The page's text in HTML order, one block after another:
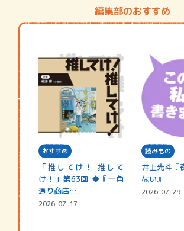
編集部のおすすめ
おすすめ
「推してけ！ 推して
け！」第63回 ◆『一角
通り商店…
2026-07-17
読みもの
井上先斗『
ない』
2026-07-29